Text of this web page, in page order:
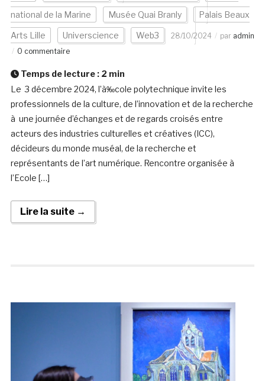
national de la Marine Musée Quai Branly Palais Beaux
Arts Lille Universcience Web3 28/10/2024 par admin
0 commentaire
Temps de lecture : 2 min
Le 3 décembre 2024, l’à‰cole polytechnique invite les
professionnels de la culture, de l’innovation et de la recherche
à une journée d’échanges et de regards croisés entre
acteurs des industries culturelles et créatives (ICC),
décideurs du monde muséal, de la recherche et
représentants de l’art numérique. Rencontre organisée à
l’Ecole […]
Lire la suite →